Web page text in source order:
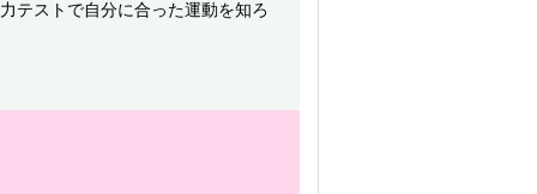
テストで自分に合った運動を知ろ